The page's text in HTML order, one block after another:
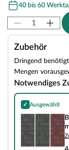
40 bis 60
Zubehör
Dringend
Mengen
Notwendiges
✓ Ausgewählt
Bitumen-